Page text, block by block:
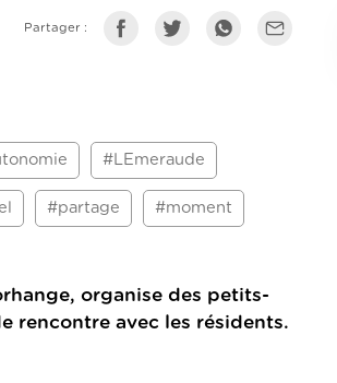
Partager :
#LEmeraude
#partage #moment
organise des petits-
rencontre avec les résidents.